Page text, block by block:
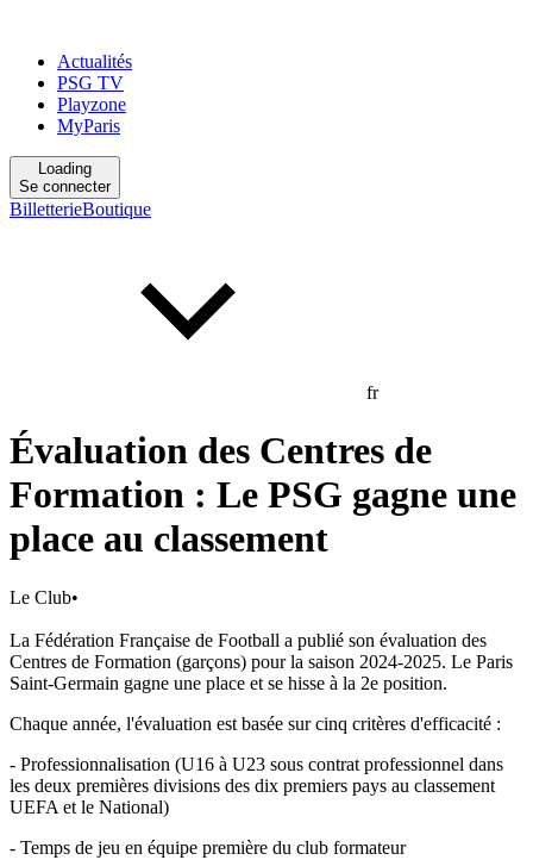
Actualités
PSG TV
Playzone
MyParis
Loading
Se connecter
BilletterieBoutique
fr
Évaluation des Centres de
Formation : Le PSG gagne une
place au classement
Le Club•
La Fédération Française de Football a publié son évaluation des
Centres de Formation (garçons) pour la saison 2024-2025. Le Paris
Saint-Germain gagne une place et se hisse à la 2e position.
Chaque année, l'évaluation est basée sur cinq critères d'efficacité :
- Professionnalisation (U16 à U23 sous contrat professionnel dans
les deux premières divisions des dix premiers pays au classement
UEFA et le National)
- Temps de jeu en équipe première du club formateur